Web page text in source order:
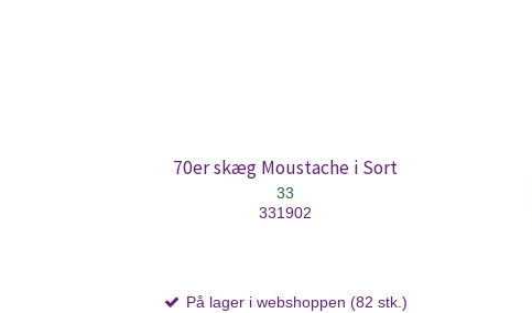
70er skæg Moustache i Sort
33
331902
På lager i webshoppen (82 stk.)